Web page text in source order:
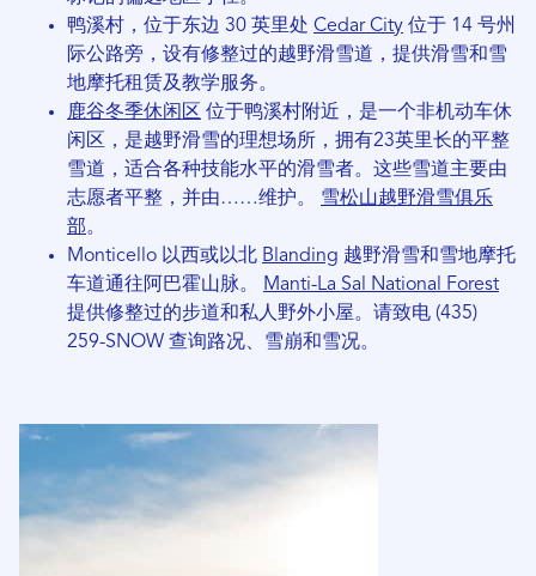
鸭溪村，位于东边 30 英里处 Cedar City 位于 14 号州
际公路旁，设有修整过的越野滑雪道，提供滑雪和雪
地摩托租赁及教学服务。
鹿谷冬季休闲区 位于鸭溪村附近，是一个非机动车休
闲区，是越野滑雪的理想场所，拥有23英里长的平整
雪道，适合各种技能水平的滑雪者。这些雪道主要由
志愿者平整，并由……维护。 雪松山越野滑雪俱乐
部。
Monticello 以西或以北 Blanding 越野滑雪和雪地摩托
车道通往阿巴霍山脉。
Manti-La Sal National Forest
提供修整过的步道和私人野外小屋。请致电 (435)
259-SNOW 查询路况、雪崩和雪况。